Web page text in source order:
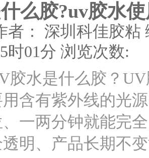
么胶?uv胶水
者： 深圳科佳胶粘
时01分 浏览次数:
胶水是什么胶？
含有紫外线的光
一两分钟就能完
明、产品长期不